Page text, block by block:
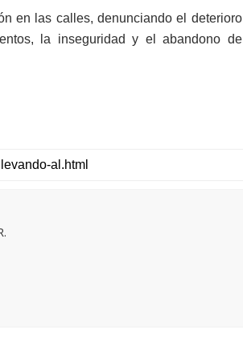
en las calles, denunciando el deterioro
la inseguridad y el abandono de